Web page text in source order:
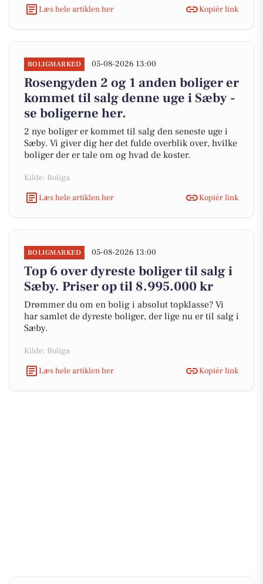
Læs hele artiklen her
Kopiér link
BOLIGMARKED 05-08-2026 13:00
Rosengyden 2 og 1 anden boliger er
kommet til salg denne uge i Sæby -
se boligerne her.
2 nye boliger er kommet til salg den seneste uge i
Sæby. Vi giver dig her det fulde overblik over, hvilke
boliger der er tale om og hvad de koster.
Kilde: Boliga
Læs hele artiklen her
Kopiér link
BOLIGMARKED 05-08-2026 13:00
Top 6 over dyreste boliger til salg i
Sæby. Priser op til 8.995.000 kr
Drømmer du om en bolig i absolut topklasse? Vi
har samlet de dyreste boliger, der lige nu er til salg i
Sæby.
Kilde: Boliga
Læs hele artiklen her
Kopiér link